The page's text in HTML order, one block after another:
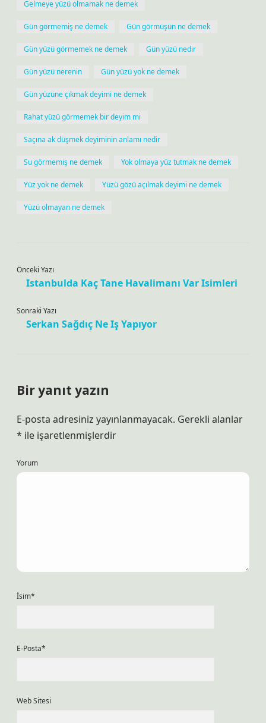
Gelmeye yüzü olmamak ne demek
Gün görmemiş ne demek Gün görmüşün ne demek
Gün yüzü görmemek ne demek Gün yüzü nedir
Gün yüzü nerenin Gün yüzü yok ne demek
Gün yüzüne çıkmak deyimi ne demek
Rahat yüzü görmemek bir deyim mi
Saçına ak düşmek deyiminin anlamı nedir
Su görmemiş ne demek Yok olmaya yüz tutmak ne demek
Yüz yok ne demek Yüzü gözü açılmak deyimi ne demek
Yüzü olmayan ne demek
Önceki Yazı
Istanbulda Kaç Tane Havalimanı Var Isimleri
Sonraki Yazı
Serkan Sağdıç Ne Iş Yapıyor
Bir yanıt yazın
E-posta adresiniz yayınlanmayacak. Gerekli alanlar
* ile işaretlenmişlerdir
Yorum
İsim*
E-Posta*
Web Sitesi